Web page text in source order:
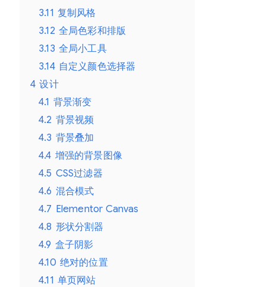
3.11 复制风格
3.12 全局色彩和排版
3.13 全局小工具
3.14 自定义颜色选择器
4 设计
4.1 背景渐变
4.2 背景视频
4.3 背景叠加
4.4 增强的背景图像
4.5 CSS过滤器
4.6 混合模式
4.7 Elementor Canvas
4.8 形状分割器
4.9 盒子阴影
4.10 绝对的位置
4.11 单页网站